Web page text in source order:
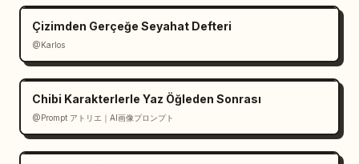
Çizimden Gerçeğe Seyahat Defteri
@Karlos
Chibi Karakterlerle Yaz Öğleden Sonrası
@Prompt アトリエ｜AI画像プロンプト